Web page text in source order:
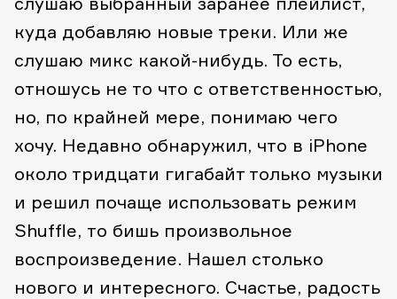
куда добавляю новые треки. Или же
слушаю микс какой-нибудь. То есть,
отношусь не то что с ответственностью,
но, по крайней мере, понимаю чего
хочу. Недавно обнаружил, что в iPhone
около тридцати гигабайт только музыки
и решил почаще использовать режим
Shuffle, то бишь произвольное
воспроизведение. Нашел столько
нового и интересного. Счастье, радость